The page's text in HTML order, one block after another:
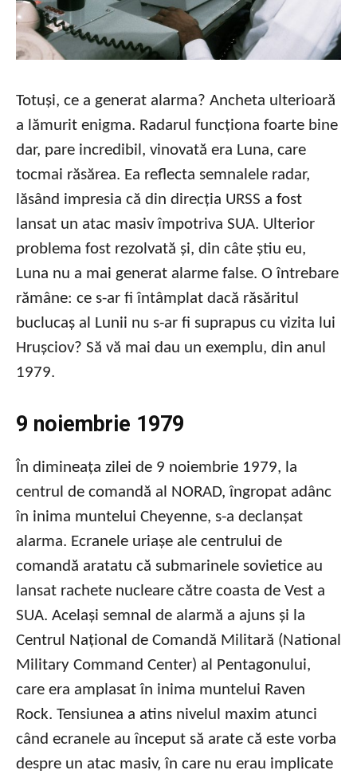
Totuși, ce a generat alarma? Ancheta ulterioară
a lămurit enigma. Radarul funcționa foarte bine
dar, pare incredibil, vinovată era Luna, care
tocmai răsărea. Ea reflecta semnalele radar,
lăsând impresia că din direcția URSS a fost
lansat un atac masiv împotriva SUA. Ulterior
problema fost rezolvată și, din câte știu eu,
Luna nu a mai generat alarme false. O întrebare
rămâne: ce s-ar fi întâmplat dacă răsăritul
buclucaș al Lunii nu s-ar fi suprapus cu vizita lui
Hrușciov? Să vă mai dau un exemplu, din anul
1979.
9 noiembrie 1979
În dimineața zilei de 9 noiembrie 1979, la
centrul de comandă al NORAD, îngropat adânc
în inima muntelui Cheyenne, s-a declanșat
alarma. Ecranele uriașe ale centrului de
comandă aratatu că submarinele sovietice au
lansat rachete nucleare către coasta de Vest a
SUA. Același semnal de alarmă a ajuns și la
Centrul Național de Comandă Militară (National
Military Command Center) al Pentagonului,
care era amplasat în inima muntelui Raven
Rock. Tensiunea a atins nivelul maxim atunci
când ecranele au început să arate că este vorba
despre un atac masiv, în care nu erau implicate